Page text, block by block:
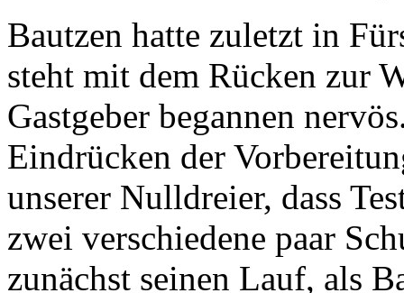
Bautzen hatte zuletzt in
steht mit dem Rücken zur
Gastgeber begannen
Eindrücken der
unserer Nulldreier, dass
zwei verschiedene paar
zunächst seinen Lauf, als